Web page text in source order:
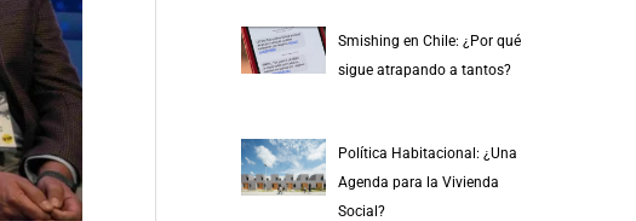
Smishing en Chile: ¿Por qué
sigue atrapando a tantos?
Política Habitacional: ¿Una
Agenda para la Vivienda
Social?